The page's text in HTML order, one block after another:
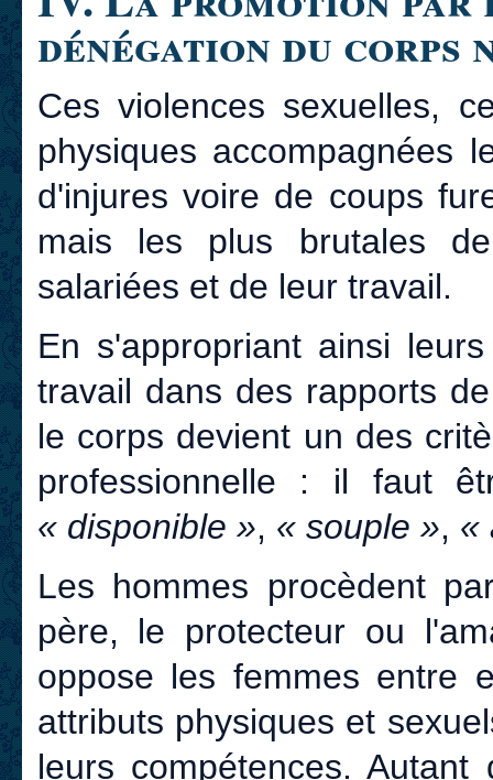
dénégation du corps
Ces violences sexuelles,
physiques accompagnées
d'injures voire de coups
mais les plus brutales
salariées et de leur travail.
En s'appropriant ainsi
travail dans des rapports
le corps devient un des
professionnelle : il faut
« disponible », « souple », «
Les hommes procèdent
père, le protecteur ou
oppose les femmes entre
attributs physiques et
leurs compétences.